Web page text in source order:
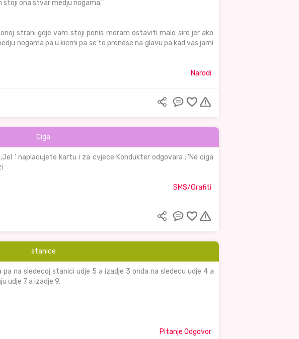
stoji ona stvar medju nogama."
strani gdje vam stoji penis moram ostaviti malo sire jer ako
nogama pa u kicmi pa se to prenese na glavu pa kad vas jami
Narodi
Ciga
' naplacujete kartu i za cvjece Kondukter odgovara ;''Ne ciga
SMS/Grafiti
stanice
na sledecoj stanici udje 5 a izadje 3 onda na sledecu udje 4 a
udje 7 a izadje 9.
Pitanje Odgovor